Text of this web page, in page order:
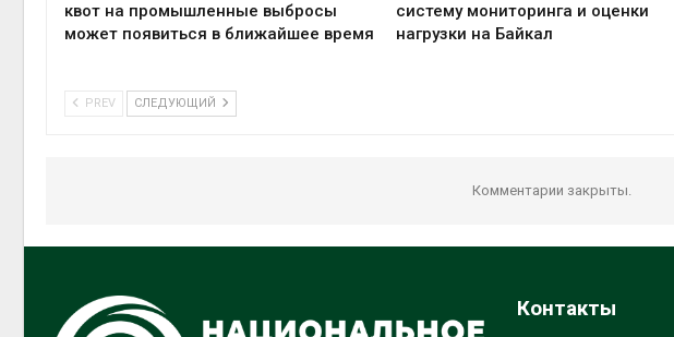
квот на промышленные выбросы
может появиться в ближайшее время
систему мониторинга и оценки
нагрузки на Байкал
PREV СЛЕДУЮЩИЙ
Комментарии закрыты.
Контакты